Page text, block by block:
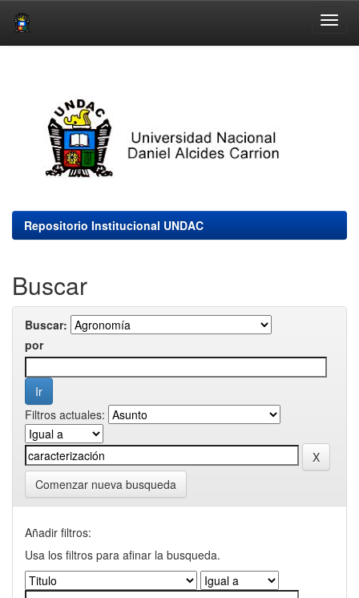
Repositorio Institucional UNDAC
Buscar
Buscar:
por
Filtros actuales:
Comenzar nueva busqueda
Añadir filtros:
Usa los filtros para afinar la busqueda.